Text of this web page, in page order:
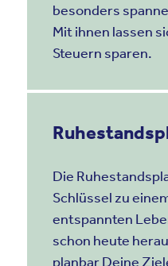
besonders
Mit ihnen lassen
Steuern sparen.
Die
Schlüssel zu
entspannten
schon heute
planbar Deine